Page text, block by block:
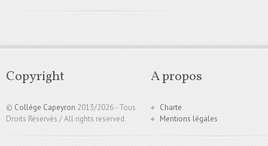
Copyright
© Collège Capeyron 2013/2026 - Tous
Droits Réservés / All rights reserved.
A propos
Charte
Mentions légales